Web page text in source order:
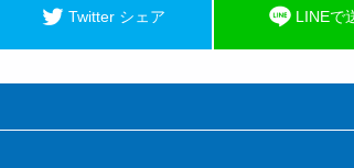
Twitter シェア LINEで